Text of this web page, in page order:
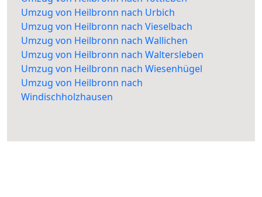
Umzug von Heilbronn nach Urbich
Umzug von Heilbronn nach Vieselbach
Umzug von Heilbronn nach Wallichen
Umzug von Heilbronn nach Waltersleben
Umzug von Heilbronn nach Wiesenhügel
Umzug von Heilbronn nach
Windischholzhausen